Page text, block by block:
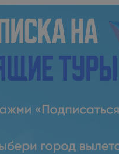
на расстоянии 12 км и 12
как
Успения.
в 55 км.